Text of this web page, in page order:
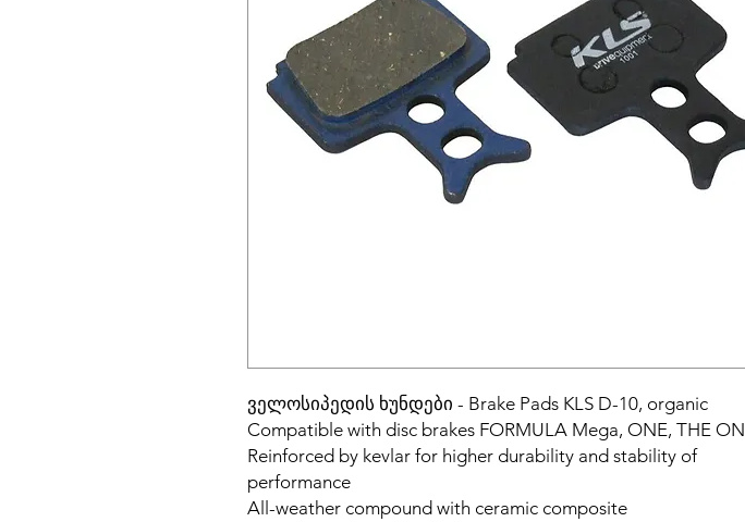
ველოსიპედის ხუნდები - Brake Pads KLS D-10, organic
Compatible with disc brakes FORMULA Mega, ONE, THE
Reinforced by kevlar for higher durability and stability of
performance
All-weather compound with ceramic composite